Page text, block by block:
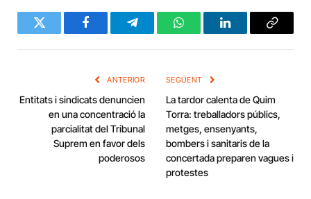
Twitter FacebookTelegramWhatsAppLinkedInCopy
ANTERIOR
Entitats i sindicats denuncien
en una concentració la
parcialitat del Tribunal
Suprem en favor dels
poderosos
SEGÜENT
La tardor calenta de Quim
Torra: treballadors públics,
metges, ensenyants,
bombers i sanitaris de la
concertada preparen vagues i
protestes